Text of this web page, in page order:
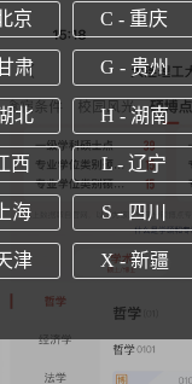
京 C - 重庆
肃 G - 贵州
北 H - 湖南
西 L - 辽宁
海 S - 四川
津 X - 新疆